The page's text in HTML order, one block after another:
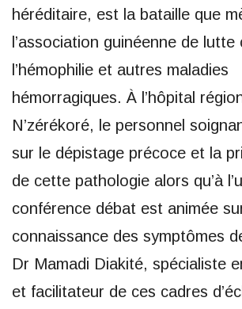
héréditaire, est la bataille que
l’association guinéenne de lutte
l’hémophilie et autres maladies
hémorragiques. À l’hôpital
N’zérékoré, le personnel
sur le dépistage précoce et la
de cette pathologie alors qu’à
conférence débat est animée
connaissance des symptômes
Dr Mamadi Diakité, spécialiste
et facilitateur de ces cadres